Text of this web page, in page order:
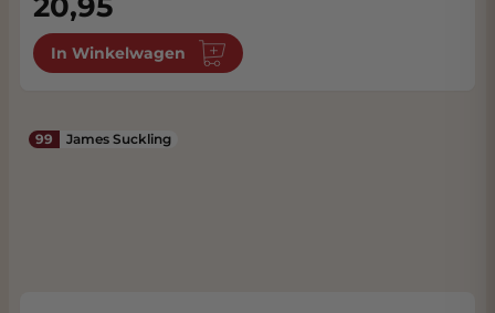
In Winkelwagen
99 James Suckling